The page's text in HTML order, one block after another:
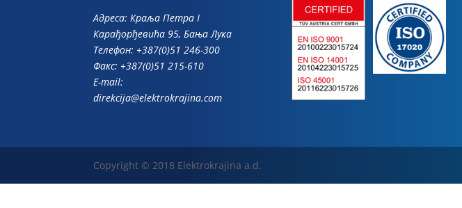
Адреса: Краља Петра I
Карађорђевића 95, Бања Лука
Телефон: +387(0)51 246-300
Факс: +387(0)51 215-610
E-mail:
direkcija@elektrokrajina.com
Copyright © 2018 Elektrokrajina a.d.